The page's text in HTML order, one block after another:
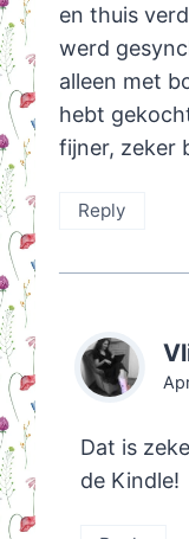
en thuis
werd
alleen met
hebt
fijner, zeker
Reply
Dat is
de Kindle!